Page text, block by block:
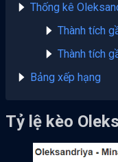
Thống kê
Thành tích
Thành tích
Bảng xếp hạng
Tỷ lệ kèo